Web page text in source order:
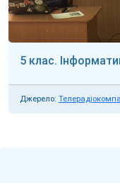
5 клас.
Джерело: